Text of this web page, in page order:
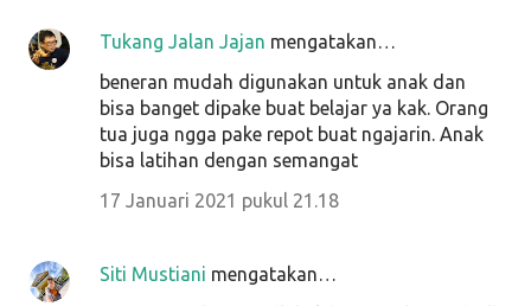
Tukang Jalan Jajan mengatakan…
beneran mudah digunakan untuk anak dan
bisa banget dipake buat belajar ya kak. Orang
tua juga ngga pake repot buat ngajarin. Anak
bisa latihan dengan semangat
17 Januari 2021 pukul 21.18
Siti Mustiani mengatakan…